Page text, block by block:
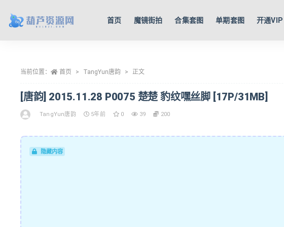
首页 魔镜街拍 合集套图 单期套图 开通VIP
当前位置： 首页 TangYun唐韵 正文
[唐韵] 2015.11.28 P0075 楚楚 豹纹嘿丝脚 [17P/31MB]
TangYun唐韵 5年前 0 39 200
隐藏内容
全部